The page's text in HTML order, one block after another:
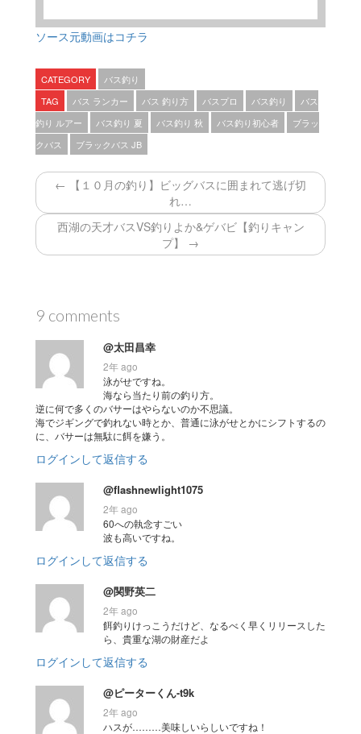
ソース元動画はコチラ
CATEGORY
バス釣り
TAG
バス ランカー バス 釣り方 バスプロ バス釣り
バス
釣り ルアー
バス釣り 夏 バス釣り 秋 バス釣り初心者
ブラッ
クバス
ブラックバス JB
← 【１０月の釣り】ビッグバスに囲まれて逃げ切
れ…
西湖の天才バスVS釣りよか&ゲバビ【釣りキャン
プ】 →
9 comments
@太田昌幸
2年 ago
泳がせですね。
海なら当たり前の釣り方。
逆に何で多くのバサーはやらないのか不思議。
海でジギングで釣れない時とか、普通に泳がせとかにシフトするの
に、バサーは無駄に餌を嫌う。
ログインして返信する
@flashnewlight1075
2年 ago
60への執念すごい
波も高いですね。
ログインして返信する
@関野英二
2年 ago
餌釣りけっこうだけど、なるべく早くリリースした
ら、貴重な湖の財産だよ
ログインして返信する
@ピーターくん-t9k
2年 ago
ハスが………美味しいらしいですね！